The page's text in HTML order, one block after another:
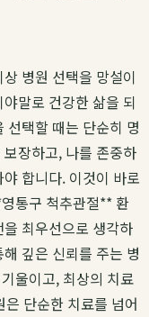
병원 선택을 망설이
말로 건강한 삶을 되
선택할 때는 단순히 명
장하고, 나를 존중하
합니다. 이것이 바로
통구 척추관절** 환
최우선으로 생각하
깊은 신뢰를 주는 병
울이고, 최상의 치료
단순한 치료를 넘어